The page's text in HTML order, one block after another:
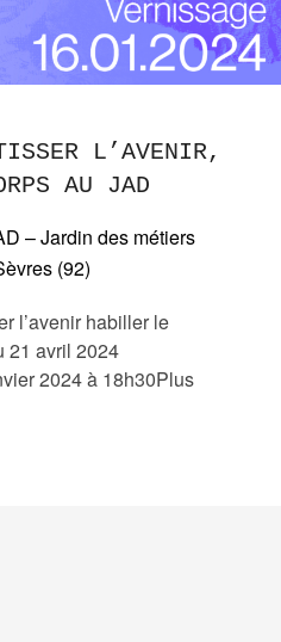
L’AVENIR,
AU JAD
– Jardin des métiers
(92)
l’avenir habiller le
21 avril 2024
2024 à 18h30Plus